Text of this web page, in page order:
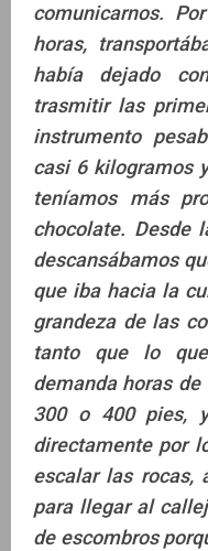
comunicarnos.
horas,
había dejado
trasmitir las
instrumento
casi 6 kilogramos
teníamos más
chocolate. Desde
descansábamos
que iba hacia la
grandeza de las
tanto que lo
demanda horas
300 o 400 pies,
directamente por
escalar las rocas,
para llegar al
de escombros